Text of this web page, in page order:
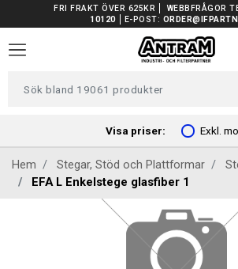
FRI FRAKT ÖVER 625KR WEBBFRÅGOR
10120
E-POST:
Visa priser: Exkl.
TRUCKAR I LAGER
TUNGA FORDON UNIVERSAL
FORDONSVERKTYG EV
ARBETSPLATSUTRUSTNING
Hem Stegar, Stöd och Plattformar
EFA L Enkelstege glasfiber 1